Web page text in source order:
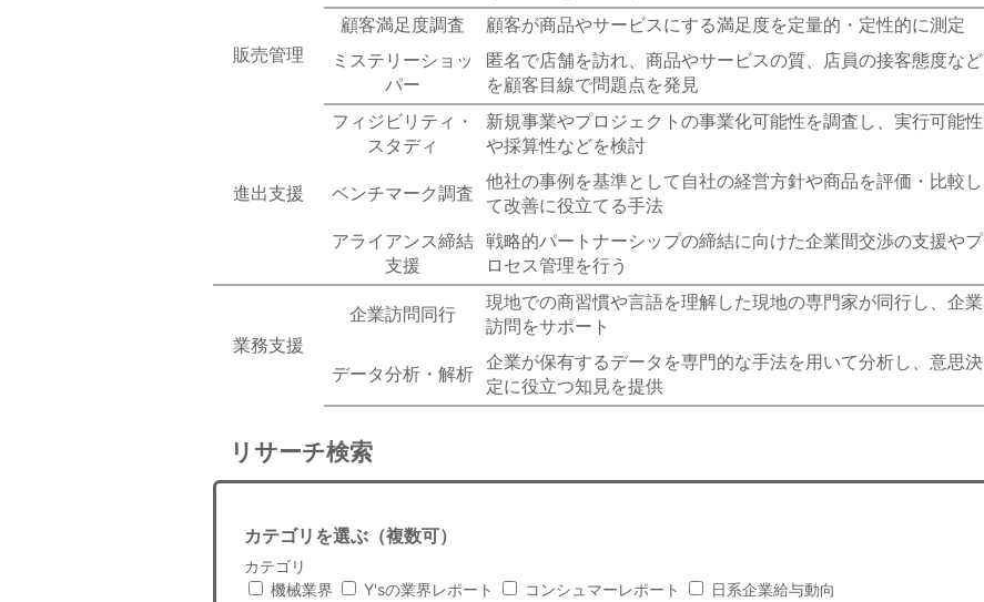
販売管理
顧客満足度調査
顧客が商品やサービスにする満足度を定量的・定性的に測定
ミステリーショッ
パー
匿名で店舗を訪れ、商品やサービスの質、店員の接客態度など
を顧客目線で問題点を発見
進出支援
フィジビリティ・
スタディ
新規事業やプロジェクトの事業化可能性を調査し、実行可能性
や採算性などを検討
ベンチマーク調査
他社の事例を基準として自社の経営方針や商品を評価・比較し
て改善に役立てる手法
アライアンス締結
支援
戦略的パートナーシップの締結に向けた企業間交渉の支援やプ
ロセス管理を行う
業務支援
企業訪問同行
現地での商習慣や言語を理解した現地の専門家が同行し、企業
訪問をサポート
データ分析・解析
企業が保有するデータを専門的な手法を用いて分析し、意思決
定に役立つ知見を提供
リサーチ検索
カテゴリを選ぶ（複数可）
カテゴリ
機械業界
Y'sの業界レポート コンシュマーレポート 日系企業給与動向